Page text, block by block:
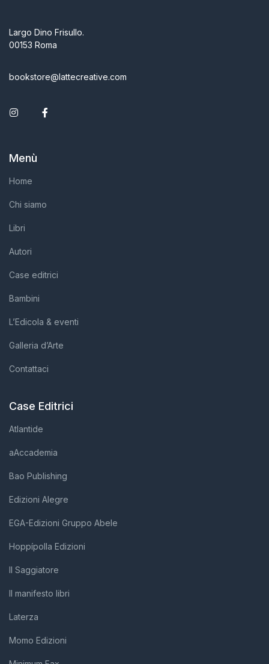
Largo Dino Frisullo.
00153 Roma
bookstore@lattecreative.com
Instagram
Menù
Home
Chi siamo
Libri
Autori
Case editrici
Bambini
L’Edicola & eventi
Galleria d’Arte
Contattaci
Case Editrici
Atlantide
aAccademia
Bao Publishing
Edizioni Alegre
EGA-Edizioni Gruppo Abele
Hoppípolla Edizioni
Il Saggiatore
Il manifesto libri
Laterza
Momo Edizioni